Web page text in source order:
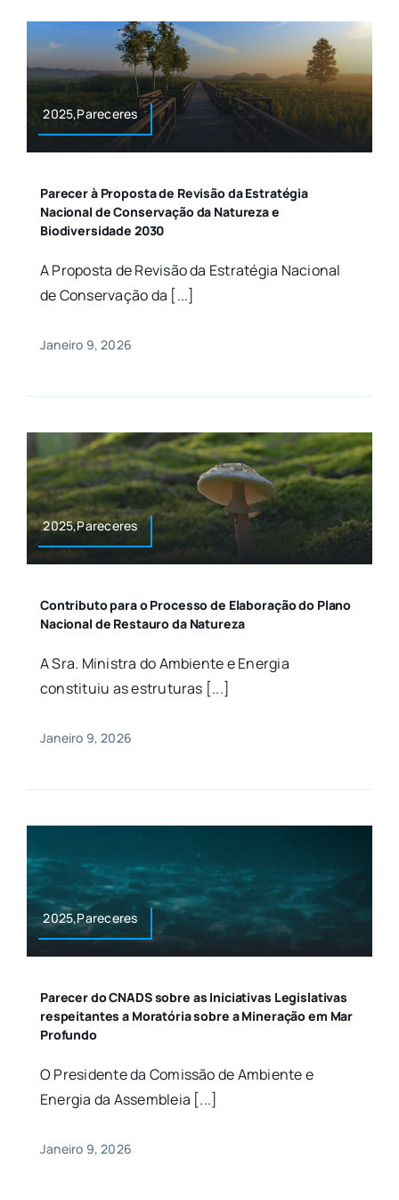
2025,Pareceres
Parecer à Proposta de Revisão da Estratégia
Nacional de Conservação da Natureza e
Biodiversidade 2030
A Proposta de Revisão da Estratégia Nacional
de Conservação da [...]
Janeiro 9, 2026
2025,Pareceres
Contributo para o Processo de Elaboração do Plano
Nacional de Restauro da Natureza
A Sra. Ministra do Ambiente e Energia
constituiu as estruturas [...]
Janeiro 9, 2026
2025,Pareceres
Parecer do CNADS sobre as Iniciativas Legislativas
respeitantes a Moratória sobre a Mineração em Mar
Profundo
O Presidente da Comissão de Ambiente e
Energia da Assembleia [...]
Janeiro 9, 2026